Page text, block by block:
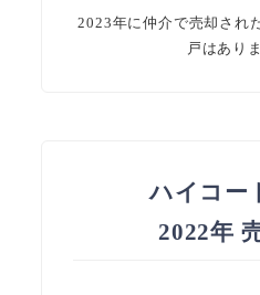
2023年に仲介で売却され
戸はあり
ハイコー
2022年